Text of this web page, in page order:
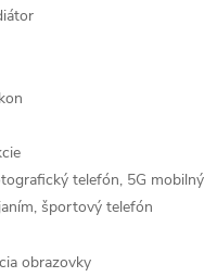
telefón, 5G mobilný
športový telefón
obrazovky